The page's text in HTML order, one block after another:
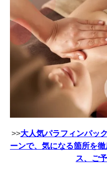
>>大人気パラフィンパッ
ーンで、気になる箇所を
ス、ご